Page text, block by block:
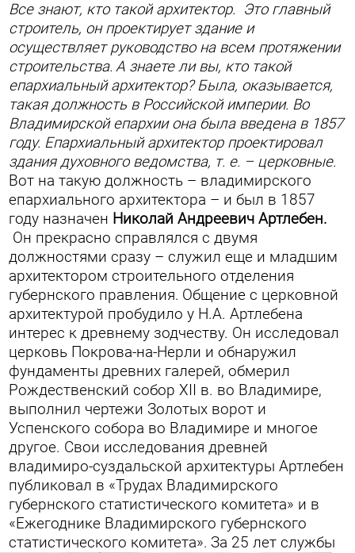
Все знают, кто такой архитектор. Это главный
строитель, он проектирует здание и
осуществляет руководство на всем протяжении
строительства. А знаете ли вы, кто такой
епархиальный архитектор? Была, оказывается,
такая должность в Российской империи. Во
Владимирской епархии она была введена в 1857
году. Епархиальный архитектор проектировал
здания духовного ведомства, т. е. – церковные.
Вот на такую должность – владимирского
епархиального архитектора – и был в 1857
году назначен Николай Андреевич Артлебен.
Он прекрасно справлялся с двумя
должностями сразу – служил еще и младшим
архитектором строительного отделения
губернского правления. Общение с церковной
архитектурой пробудило у Н.А. Артлебена
интерес к древнему зодчеству. Он исследовал
церковь Покрова-на-Нерли и обнаружил
фундаменты древних галерей, обмерил
Рождественский собор XII в. во Владимире,
выполнил чертежи Золотых ворот и
Успенского собора во Владимире и многое
другое. Свои исследования древней
владимиро-суздальской архитектуры Артлебен
публиковал в «Трудах Владимирского
губернского статистического комитета» и в
«Ежегоднике Владимирского губернского
статистического комитета». За 25 лет службы